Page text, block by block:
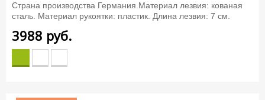
Страна производства Германия.Материал лезвия: кованая
сталь. Материал рукоятки: пластик. Длина лезвия: 7 см.
3988 руб.